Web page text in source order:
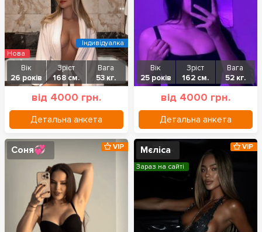
Вік
26 років
Зріст
168 см.
Вага
53 кг.
від 4000 грн.
Детальна анкета
Нова
Індивідуалка
Вік
25 років
Зріст
162 см.
Вага
52 кг.
від 4000 грн.
Детальна анкета
Соня💞 VIP Мєліса VIP
Зараз на сайті